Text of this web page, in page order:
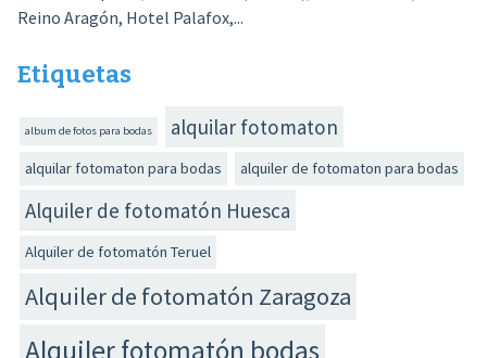
Reino Aragón, Hotel Palafox,...
Etiquetas
album de fotos para bodas alquilar fotomaton
alquilar fotomaton para bodas alquiler de fotomaton para bodas
Alquiler de fotomatón Huesca
Alquiler de fotomatón Teruel
Alquiler de fotomatón Zaragoza
Alquiler fotomatón bodas